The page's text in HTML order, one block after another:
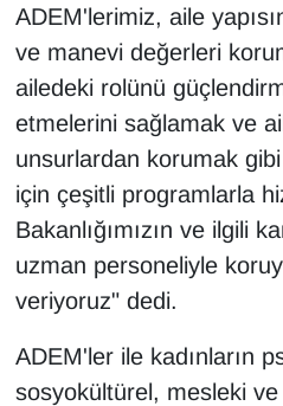
ADEM'lerimiz, aile
ve manevi değerleri
ailedeki rolünü
etmelerini sağlamak ve
unsurlardan korumak
için çeşitli programlarla
Bakanlığımızın ve ilgili
uzman personeliyle
veriyoruz" dedi.
ADEM'ler ile kadınların
sosyokültürel, mesleki
SAĞLIK
Seri İlan
Sinema - TV
SİYASET
SPOR
TEBRİK
TEKNOLOJİ